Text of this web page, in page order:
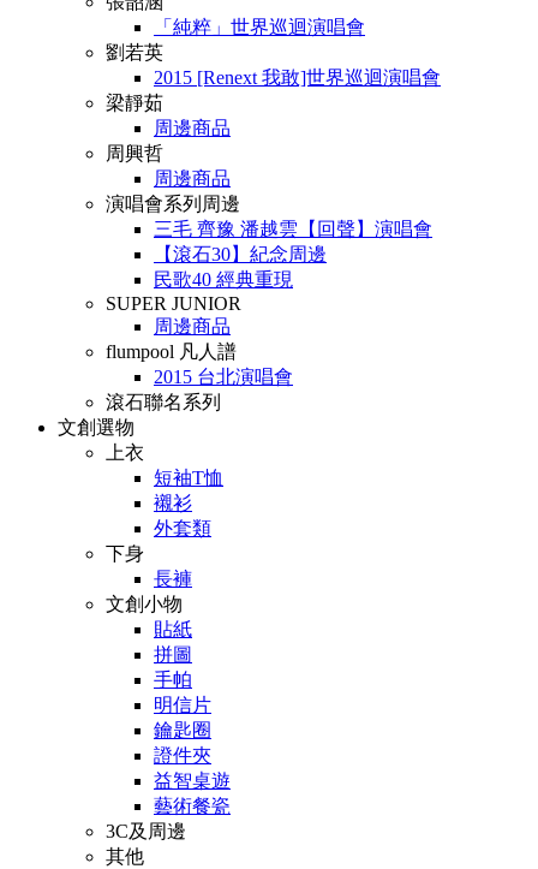
「純粹」世界巡迴演唱會
劉若英
2015 [Renext 我敢]世界巡迴演唱會
梁靜茹
周邊商品
周興哲
周邊商品
演唱會系列周邊
三毛 齊豫 潘越雲【回聲】演唱會
【滾石30】紀念周邊
民歌40 經典重現
SUPER JUNIOR
周邊商品
flumpool 凡人譜
2015 台北演唱會
滾石聯名系列
文創選物
上衣
短袖T恤
襯衫
外套類
下身
長褲
文創小物
貼紙
拼圖
手帕
明信片
鑰匙圈
證件夾
益智桌遊
藝術餐瓷
3C及周邊
其他